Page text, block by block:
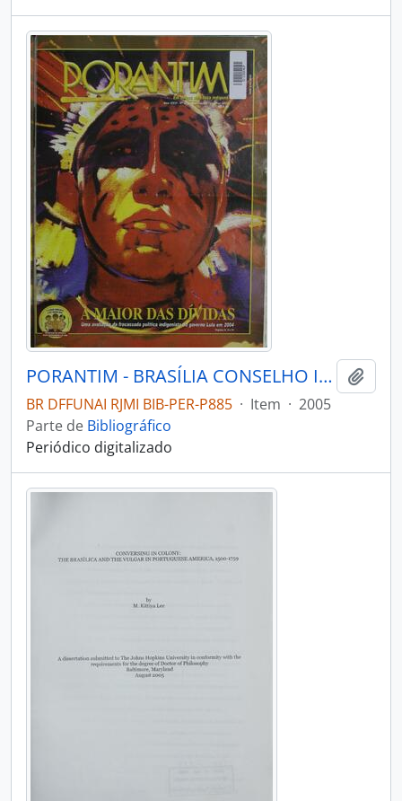
PORANTIM - BRASÍLIA CONSELHO INDIGENISTA MISSIONÁRIO - 2005 - Nº272
BR DFFUNAI RJMI BIB-PER-P885 · Item · 2005
Parte de Bibliográfico
Periódico digitalizado